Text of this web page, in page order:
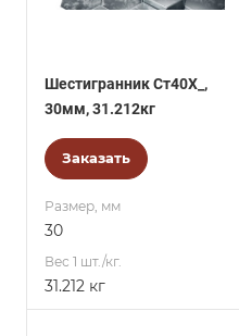
Шестигранник Ст40Х_,
30мм, 31.212кг
Заказать
Размер, мм
30
Вес 1 шт./кг.
31.212 кг